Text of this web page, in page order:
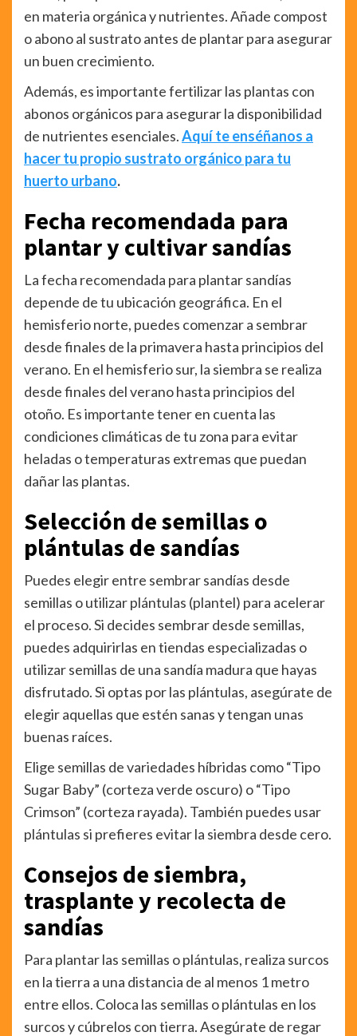
en materia orgánica y nutrientes. Añade compost
o abono al sustrato antes de plantar para asegurar
un buen crecimiento.
Además, es importante fertilizar las plantas con
abonos orgánicos para asegurar la disponibilidad
de nutrientes esenciales.Aquí te enséñanos a
hacer tu propio sustrato orgánico para tu
huerto urbano.
Fecha recomendada para
plantar y cultivar sandías
La fecha recomendada para plantar sandías
depende de tu ubicación geográfica. En el
hemisferio norte, puedes comenzar a sembrar
desde finales de la primavera hasta principios del
verano. En el hemisferio sur, la siembra se realiza
desde finales del verano hasta principios del
otoño. Es importante tener en cuenta las
condiciones climáticas de tu zona para evitar
heladas o temperaturas extremas que puedan
dañar las plantas.
Selección de semillas o
plántulas de sandías
Puedes elegir entre sembrar sandías desde
semillas o utilizar plántulas (plantel) para acelerar
el proceso. Si decides sembrar desde semillas,
puedes adquirirlas en tiendas especializadas o
utilizar semillas de una sandía madura que hayas
disfrutado. Si optas por las plántulas, asegúrate de
elegir aquellas que estén sanas y tengan unas
buenas raíces.
Elige semillas de variedades híbridas como “Tipo
Sugar Baby” (corteza verde oscuro) o “Tipo
Crimson” (corteza rayada). También puedes usar
plántulas si prefieres evitar la siembra desde cero.
Consejos de siembra,
trasplante y recolecta de
sandías
Para plantar las semillas o plántulas, realiza surcos
en la tierra a una distancia de al menos 1 metro
entre ellos. Coloca las semillas o plántulas en los
surcos y cúbrelos con tierra. Asegúrate de regar